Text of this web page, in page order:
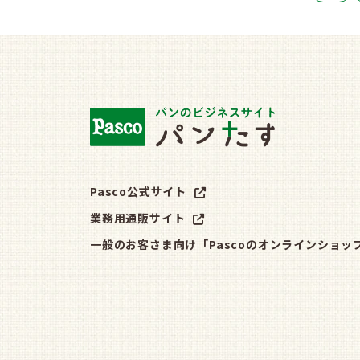
Pasco公式サイト
業務用通販サイト
一般のお客さま向け「Pascoのオンラインショッ